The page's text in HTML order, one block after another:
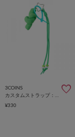
3COINS
¥330